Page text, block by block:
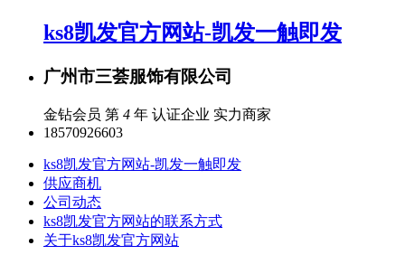
ks8凯发官方网站-凯发一触即发
广州市三荟服饰有限公司
金钻会员 第 4 年 认证企业 实力商家
18570926603
ks8凯发官方网站-凯发一触即发
供应商机
公司动态
ks8凯发官方网站的联系方式
关于ks8凯发官方网站